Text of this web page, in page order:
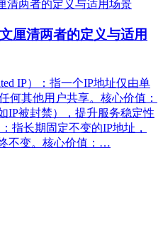
厘清两者的定义与适用
IP）：指一个IP地址仅由单
何其他用户共享。核心价值：
IP被封禁），提升服务稳定性
指长期固定不变的IP地址，
不变。核心价值：…